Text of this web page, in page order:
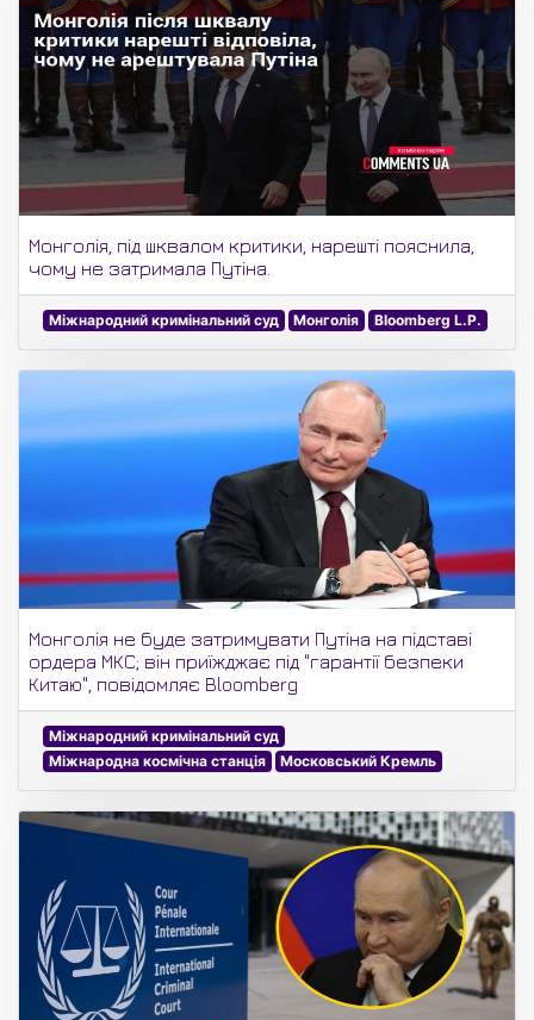
Монголія, під шквалом критики, нарешті пояснила,
чому не затримала Путіна.
Міжнародний кримінальний суд Монголія Bloomberg L.P.
Монголія не буде затримувати Путіна на підставі
ордера МКС; він приїжджає під "гарантії безпеки
Китаю", повідомляє Bloomberg
Міжнародний кримінальний суд
Міжнародна космічна станція
Московський Кремль